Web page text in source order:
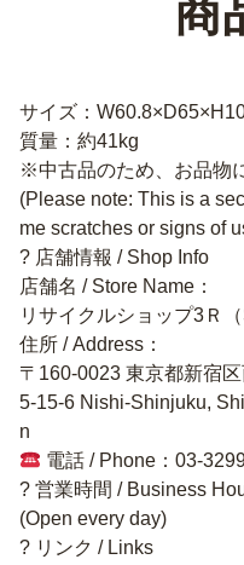
商
サイズ：
質量：約41kg
※中古品のため、お品物
(Please note: This is a
me scratches or signs of
? 店舗情報 / Shop Info
店舗名 / Store Name：
リサイクルショップ3Ｒ
住所 / Address：
〒160-0023 東京都新宿
5-15-6 Nishi-Shinjuku,
n
電話 / Phone：03-
? 営業時間 / Business
(Open every day)
? リンク / Links